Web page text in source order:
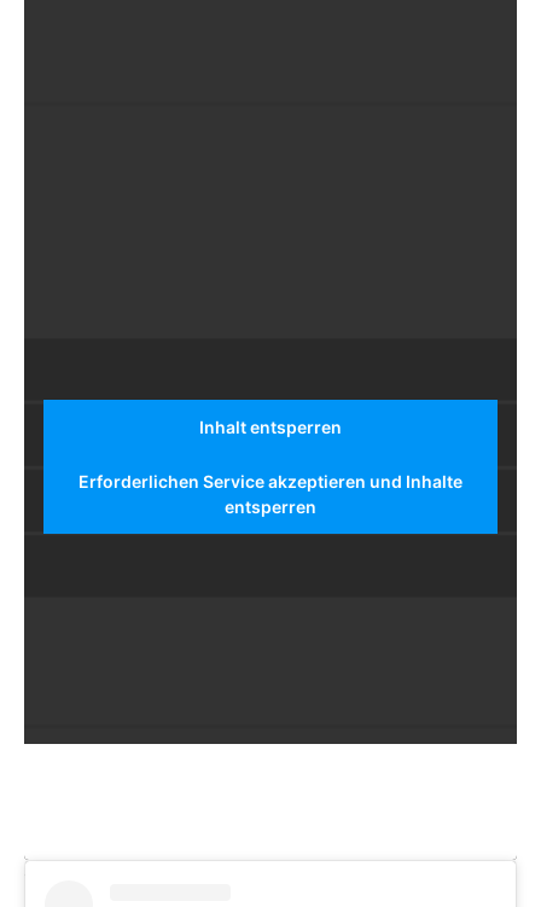
Inhalt entsperren
Erforderlichen Service akzeptieren und Inhalte
entsperren